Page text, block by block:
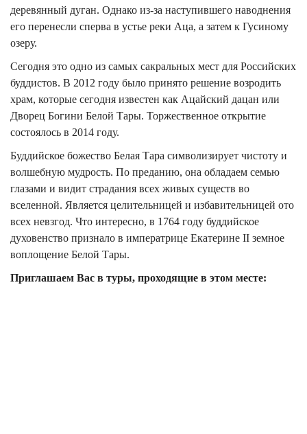
деревянный дуган. Однако из-за наступившего наводнения
его перенесли сперва в устье реки Аца, а затем к Гусиному
озеру.
Сегодня это одно из самых сакральных мест для Российских
буддистов. В 2012 году было принято решение возродить
храм, которые сегодня известен как Ацайский дацан или
Дворец Богини Белой Тары. Торжественное открытие
состоялось в 2014 году.
Буддийское божество Белая Тара символизирует чистоту и
волшебную мудрость. По преданию, она обладаем семью
глазами и видит страдания всех живых существ во
вселенной. Является целительницей и избавительницей ото
всех невзгод. Что интересно, в 1764 году буддийское
духовенство признало в императрице Екатерине II земное
воплощение Белой Тары.
Приглашаем Вас в туры, проходящие в этом месте: